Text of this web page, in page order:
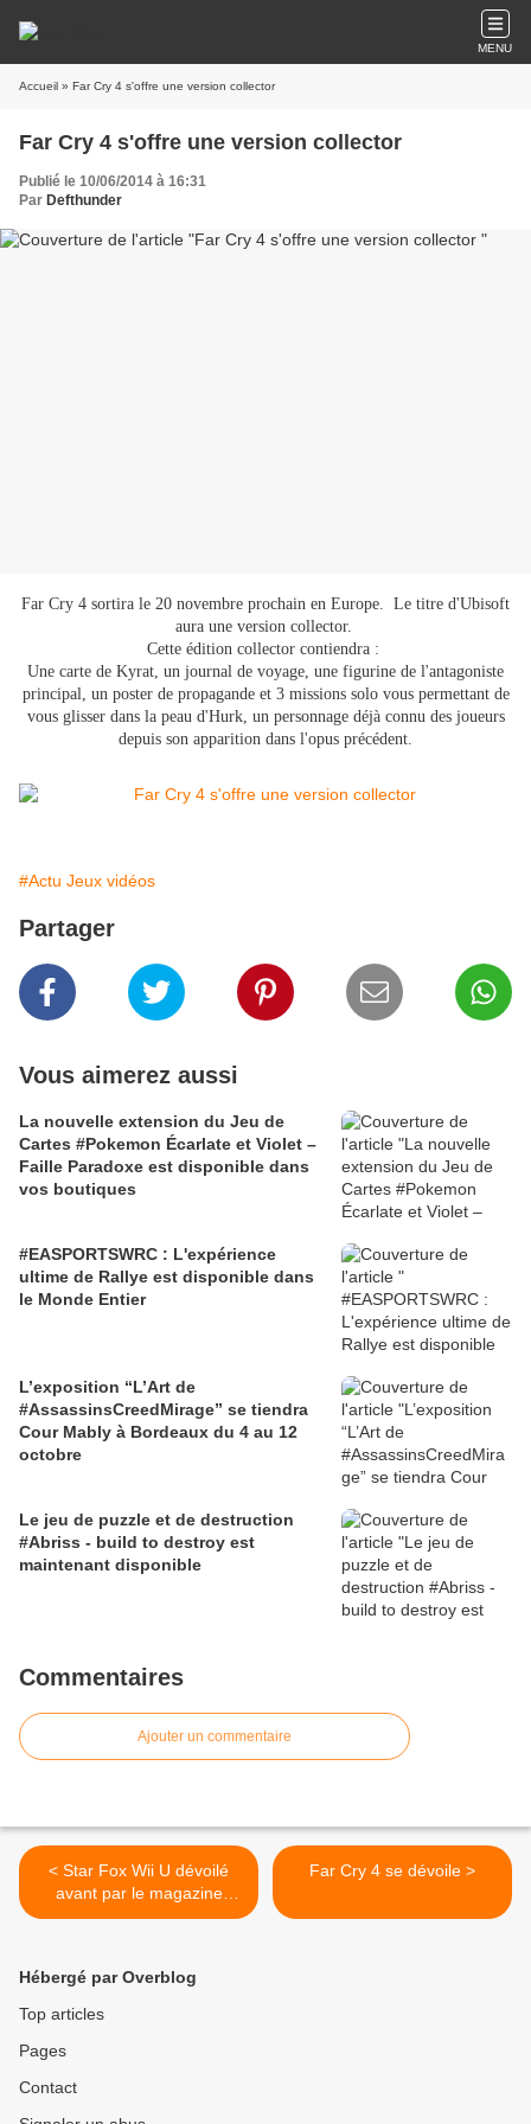
MENU
Accueil » Far Cry 4 s'offre une version collector
Far Cry 4 s'offre une version collector
Publié le 10/06/2014 à 16:31
Par Defthunder
Far Cry 4 sortira le 20 novembre prochain en Europe. Le titre d'Ubisoft
aura une version collector.
Cette édition collector contiendra :
Une carte de Kyrat, un journal de voyage, une figurine de l'antagoniste
principal, un poster de propagande et 3 missions solo vous permettant de
vous glisser dans la peau d'Hurk, un personnage déjà connu des joueurs
depuis son apparition dans l'opus précédent.
#Actu Jeux vidéos
Partager
Vous aimerez aussi
La nouvelle extension du Jeu de
Cartes #Pokemon Écarlate et Violet –
Faille Paradoxe est disponible dans
vos boutiques
#EASPORTSWRC : L'expérience
ultime de Rallye est disponible dans
le Monde Entier
L’exposition “L’Art de
#AssassinsCreedMirage” se tiendra
Cour Mably à Bordeaux du 4 au 12
octobre
Le jeu de puzzle et de destruction
#Abriss - build to destroy est
maintenant disponible
Commentaires
Ajouter un commentaire
< Star Fox Wii U dévoilé
avant par le magazine
Times
Far Cry 4 se dévoile >
Hébergé par Overblog
Top articles
Pages
Contact